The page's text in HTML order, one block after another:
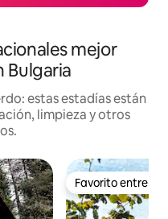
mejor
Bulgaria
estas estadías están
limpieza y otros
Favorito entre
Favorito entre